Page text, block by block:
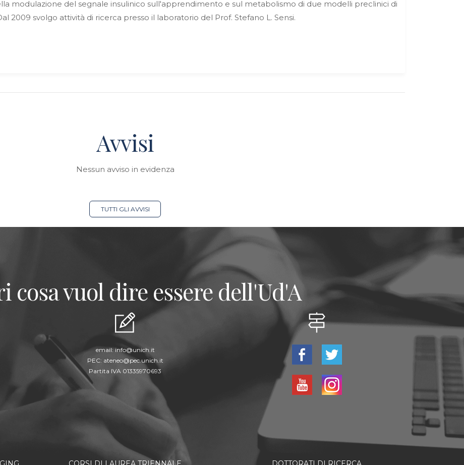
modulazione del segnale insulinico sull'apprendimento e sul metabolismo di due modelli preclinici di
2009 svolgo attività di ricerca presso il laboratorio del Prof. Stefano L. Sensi.
Avvisi
Nessun avviso in evidenza
TUTTI GLI AVVISI
cosa vuol dire essere dell'Ud'A
email:info@unich.it
PEC: ateneo@pec.unich.it
Partita IVA 01335970693